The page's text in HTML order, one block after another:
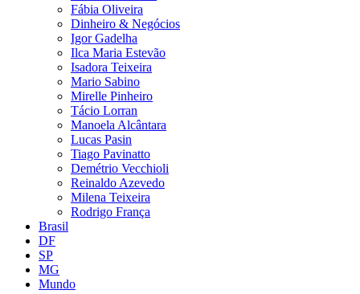
Fábia Oliveira
Dinheiro & Negócios
Igor Gadelha
Ilca Maria Estevão
Isadora Teixeira
Mario Sabino
Mirelle Pinheiro
Tácio Lorran
Manoela Alcântara
Lucas Pasin
Tiago Pavinatto
Demétrio Vecchioli
Reinaldo Azevedo
Milena Teixeira
Rodrigo França
Brasil
DF
SP
MG
Mundo